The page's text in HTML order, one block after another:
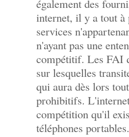
également des
internet, il y a tout à
services
n'ayant pas une
compétitif. Les FAI
sur lesquelles
qui aura dès lors
prohibitifs.
compétition qu'il
téléphones